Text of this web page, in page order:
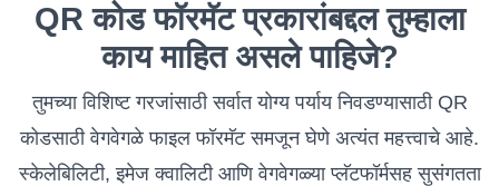
QR कोड फॉरमॅट प्रकारांबद्दल तुम्हाला
काय माहित असले पाहिजे?
तुमच्या विशिष्ट गरजांसाठी सर्वात योग्य पर्याय निवडण्यासाठी QR
कोडसाठी वेगवेगळे फाइल फॉरमॅट समजून घेणे अत्यंत महत्त्वाचे आहे.
स्केलेबिलिटी, इमेज क्वालिटी आणि वेगवेगळ्या प्लॅटफॉर्मसह सुसंगतता